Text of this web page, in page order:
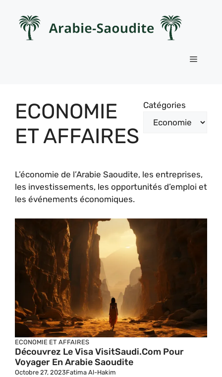
contenu
Menu
ECONOMIE
ET AFFAIRES
Catégories
L’économie de l’Arabie Saoudite, les entreprises,
les investissements, les opportunités d’emploi et
les événements économiques.
ECONOMIE ET AFFAIRES
Découvrez Le Visa VisitSaudi.com Pour
Voyager En Arabie Saoudite
Octobre 27, 2023Fatima Al-Hakim